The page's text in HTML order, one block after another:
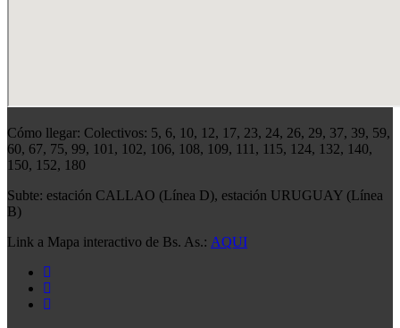
Cómo llegar: Colectivos: 5, 6, 10, 12, 17, 23, 24, 26, 29, 37, 39, 59,
60, 67, 75, 99, 101, 102, 106, 108, 109, 111, 115, 124, 132, 140,
150, 152, 180
Subte: estación CALLAO (Línea D), estación URUGUAY (Línea
B)
Link a Mapa interactivo de Bs. As.: AQUI